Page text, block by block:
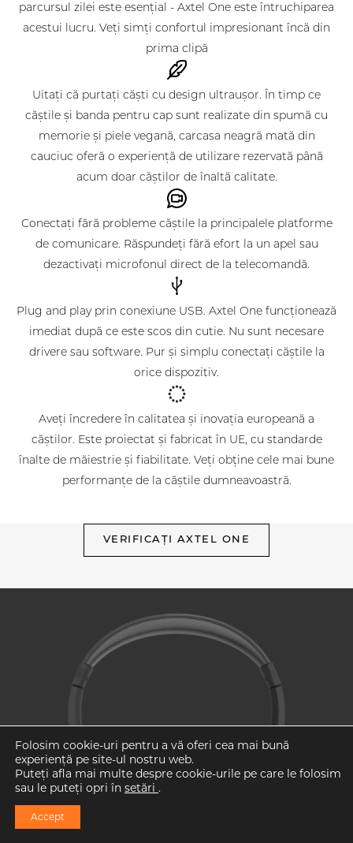
parcursul zilei este esențial - Axtel One este întruchiparea
acestui lucru. Veți simți confortul impresionant încă din
prima clipă
Uitați că purtați căști cu design ultraușor. În timp ce
căștile și banda pentru cap sunt realizate din spumă cu
memorie și piele vegană, carcasa neagră mată din
cauciuc oferă o experiență de utilizare rezervată până
acum doar căștilor de înaltă calitate.
Conectați fără probleme căștile la principalele platforme
de comunicare. Răspundeți fără efort la un apel sau
dezactivați microfonul direct de la telecomandă.
Plug and play prin conexiune USB. Axtel One funcționează
imediat după ce este scos din cutie. Nu sunt necesare
drivere sau software. Pur și simplu conectați căștile la
orice dispozitiv.
Aveți încredere în calitatea și inovația europeană a
căștilor. Este proiectat și fabricat în UE, cu standarde
înalte de măiestrie și fiabilitate. Veți obține cele mai bune
performanțe de la căștile dumneavoastră.
VERIFICAȚI AXTEL ONE
Folosim cookie-uri pentru a vă oferi cea mai bună
experiență pe site-ul nostru web.
Puteți afla mai multe despre cookie-urile pe care le folosim
sau le puteți opri în setări .
Accept